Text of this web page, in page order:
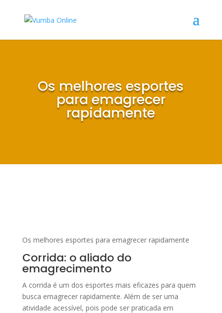
Os melhores esportes
para emagrecer
rapidamente
Os melhores esportes para emagrecer rapidamente
Corrida: o aliado do
emagrecimento
A corrida é um dos esportes mais eficazes para quem
busca emagrecer rapidamente. Além de ser uma
atividade acessível, pois pode ser praticada em